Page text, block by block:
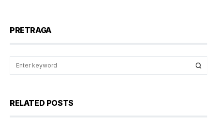
PRETRAGA
RELATED POSTS